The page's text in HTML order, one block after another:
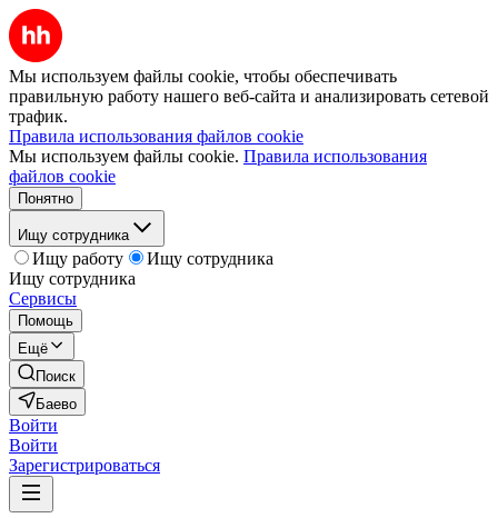
Мы используем файлы cookie, чтобы обеспечивать
правильную работу нашего веб-сайта и анализировать сетевой
трафик.
Правила использования файлов cookie
Мы используем файлы cookie. Правила использования
файлов cookie
Понятно
Ищу сотрудника
Ищу работу
Ищу сотрудника
Ищу сотрудника
Сервисы
Помощь
Ещё
Поиск
Баево
Войти
Войти
Зарегистрироваться